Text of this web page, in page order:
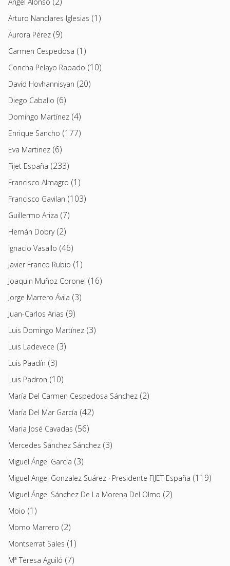
Arturo Nanclares Iglesias (1)
Aurora Pérez (9)
Carmen Cespedosa (1)
Concha Pelayo Rapado (10)
David Hovhannisyan (20)
Diego Caballo (6)
Domingo Martínez (4)
Enrique Sancho (177)
Eva Martinez (6)
Fijet España (233)
Francisco Almagro (1)
Francisco Gavilan (103)
Guillermo Ariza (7)
Hernán Dobry(2)
Ignacio Vasallo (46)
Javier Franco Rubio (1)
Joaquin Muñoz Coronel (16)
Jorge Marrero Ávila (3)
Juan-Carlos Arias (9)
Luis Domingo Martínez (3)
Luis Ladevece (3)
Luis Paadín (3)
Luis Padron (10)
María Del Carmen Cespedosa Sánchez (2)
María Del Mar García (42)
Maria José Cavadas (56)
Mercedes Sánchez Sánchez (3)
Miguel Ángel García (3)
Miguel Angel Gonzalez Suárez · Presidente FIJET España (119)
Miguel Ángel Sánchez De La Morena Del Olmo (2)
Moio (1)
Momo Marrero (2)
Montserrat Sales (1)
Mª Teresa Aguiló (7)